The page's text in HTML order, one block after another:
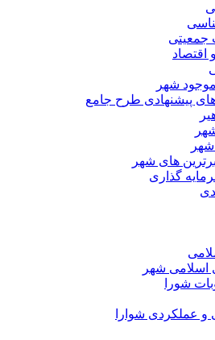
جمعیتی
اقتصاد
شهر
پیشنهادی طرح جامع
های شهر
گذاری
شهر
شورا
عملکردی شوارا